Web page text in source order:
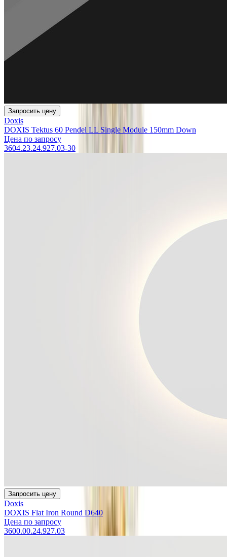
Запросить цену
Doxis
DOXIS Tektus 60 Pendel LL Single Module 150mm Down
Цена по запросу
3604.23.24.927.03-30
Запросить цену
Doxis
DOXIS Flat Iron Round D640
Цена по запросу
3600.00.24.927.03